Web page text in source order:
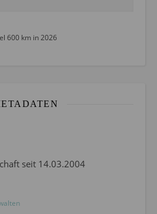
600 km in 2026
seit 14.03.2004